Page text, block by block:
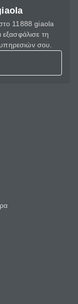
11888 giaola
εξασφάλισε τη
σου.